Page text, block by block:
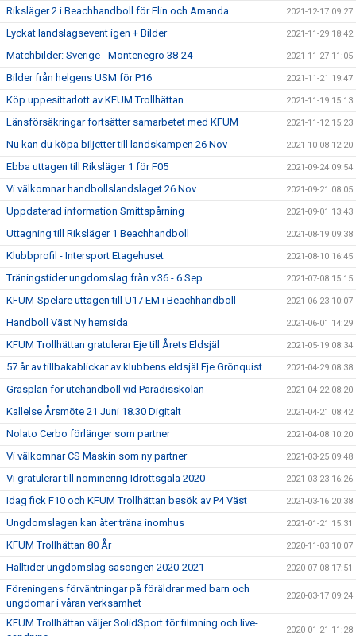
Riksläger 2 i Beachhandboll för Elin och Amanda 2021-12-17 09:27
Lyckat landslagsevent igen + Bilder 2021-11-29 18:42
Matchbilder: Sverige - Montenegro 38-24 2021-11-27 11:05
Bilder från helgens USM för P16 2021-11-21 19:47
Köp uppesittarlott av KFUM Trollhättan 2021-11-19 15:13
Länsförsäkringar fortsätter samarbetet med KFUM 2021-11-12 15:23
Nu kan du köpa biljetter till landskampen 26 Nov 2021-10-08 12:20
Ebba uttagen till Riksläger 1 för F05 2021-09-24 09:54
Vi välkomnar handbollslandslaget 26 Nov 2021-09-21 08:05
Uppdaterad information Smittspårning 2021-09-01 13:43
Uttagning till Riksläger 1 Beachhandboll 2021-08-19 09:38
Klubbprofil - Intersport Etagehuset 2021-08-10 16:45
Träningstider ungdomslag från v.36 - 6 Sep 2021-07-08 15:15
KFUM-Spelare uttagen till U17 EM i Beachhandboll 2021-06-23 10:07
Handboll Väst Ny hemsida 2021-06-01 14:29
KFUM Trollhättan gratulerar Eje till Årets Eldsjäl 2021-05-19 08:34
57 år av tillbakablickar av klubbens eldsjäl Eje Grönquist 2021-04-29 08:38
Gräsplan för utehandboll vid Paradisskolan 2021-04-22 08:20
Kallelse Årsmöte 21 Juni 18.30 Digitalt 2021-04-21 08:42
Nolato Cerbo förlänger som partner 2021-04-08 10:20
Vi välkomnar CS Maskin som ny partner 2021-03-25 09:48
Vi gratulerar till nominering Idrottsgala 2020 2021-03-23 16:26
Idag fick F10 och KFUM Trollhättan besök av P4 Väst 2021-03-16 20:38
Ungdomslagen kan åter träna inomhus 2021-01-21 15:31
KFUM Trollhättan 80 År 2020-11-03 10:07
Halltider ungdomslag säsongen 2020-2021 2020-07-08 17:51
Föreningens förväntningar på föräldrar med barn och
ungdomar i våran verksamhet
2020-03-17 09:24
KFUM Trollhättan väljer SolidSport för filmning och live-
2020-01-21 11:28